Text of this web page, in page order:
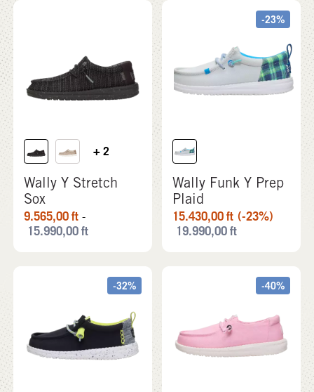
+ 2
Wally Y Stretch
Sox
9.565,00ft -
15.990,00ft
-23%
Wally Funk Y Prep
Plaid
15.430,00ft (-23%)
19.990,00ft
-32% -40%